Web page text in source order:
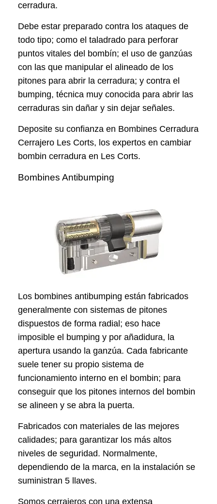
cerradura.
Debe estar preparado contra los ataques de
todo tipo; como el taladrado para perforar
puntos vitales del bombín; el uso de ganzúas
con las que manipular el alineado de los
pitones para abrir la cerradura; y contra el
bumping, técnica muy conocida para abrir las
cerraduras sin dañar y sin dejar señales.
Deposite su confianza en Bombines Cerradura
Cerrajero Les Corts, los expertos en cambiar
bombin cerradura en Les Corts.
Bombines Antibumping
Los bombines antibumping están fabricados
generalmente con sistemas de pitones
dispuestos de forma radial; eso hace
imposible el bumping y por añadidura, la
apertura usando la ganzúa. Cada fabricante
suele tener su propio sistema de
funcionamiento interno en el bombin; para
conseguir que los pitones internos del bombin
se alineen y se abra la puerta.
Fabricados con materiales de las mejores
calidades; para garantizar los más altos
niveles de seguridad. Normalmente,
dependiendo de la marca, en la instalación se
suministran 5 llaves.
Somos cerrajeros con una extensa